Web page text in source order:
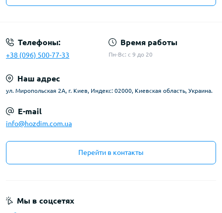
Телефоны:
+38 (096) 500-77-33
Время работы
Пн-Вс: с 9 до 20
Наш адрес
ул. Миропольская 2А, г. Киев, Индекс: 02000, Киевская область, Украина.
E-mail
info@hozdim.com.ua
Перейти в контакты
Мы в соцсетях